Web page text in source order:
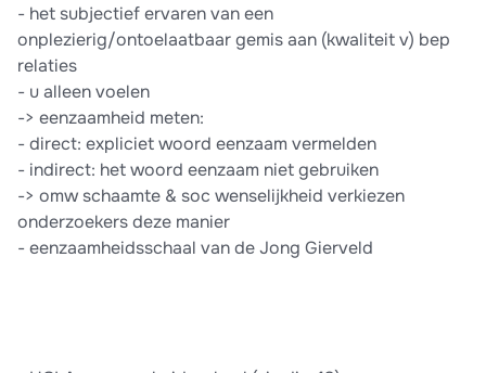
- het subjectief ervaren van een
onplezierig/ontoelaatbaar gemis aan (kwaliteit v) bep
relaties
- u alleen voelen
-> eenzaamheid meten:
- direct: expliciet woord eenzaam vermelden
- indirect: het woord eenzaam niet gebruiken
-> omw schaamte & soc wenselijkheid verkiezen
onderzoekers deze manier
- eenzaamheidsschaal van de Jong Gierveld